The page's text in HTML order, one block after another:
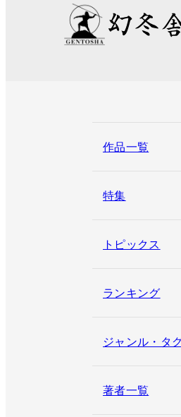
作品一覧
特集
トピックス
ランキング
ジャンル・タ
著者一覧